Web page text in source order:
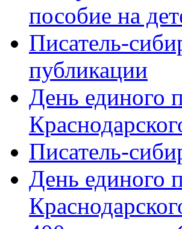
пособие на
Писатель-
публикации
День единого
Писатель-
День единого